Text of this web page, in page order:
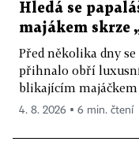
Hledá se
majákem skrze
Před několika dny
přihnalo obří
blikajícím majáčkem
4. 8. 2026 ▪ 6 min. čtení